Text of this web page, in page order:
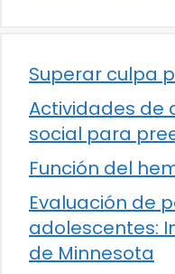
Superar culpa
Actividades de
social para
Función del
Evaluación de
adolescentes:
de Minnesota